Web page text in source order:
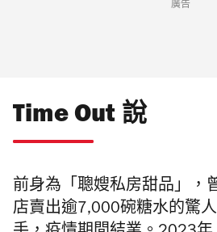
廣告
Time Out 說
前身為「聰嫂私房甜品」，
店賣出逾7,000碗糖水的驚